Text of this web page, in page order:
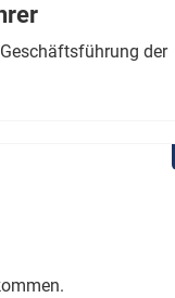
der